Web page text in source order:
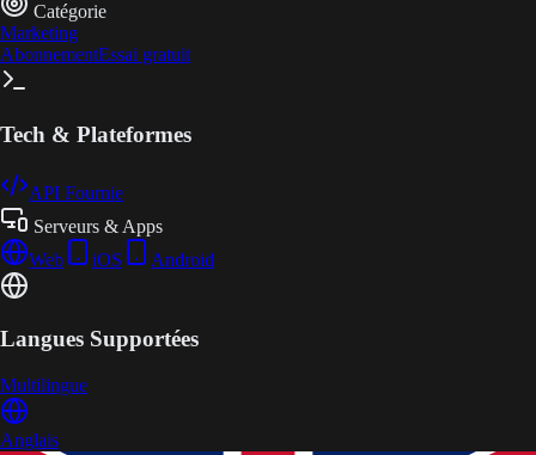
Catégorie
Marketing
AbonnementEssai gratuit
Tech & Plateformes
API Fournie
Serveurs & Apps
Web
iOS Android
Langues Supportées
Multilingue
Anglais